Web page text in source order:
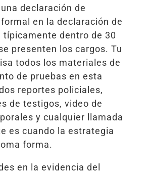
declaración de
en la declaración de
típicamente dentro de 30
presenten los cargos. Tu
todos los materiales de
de pruebas en esta
reportes policiales,
de testigos, video de
y cualquier llamada
es cuando la estrategia
forma.
en la evidencia del